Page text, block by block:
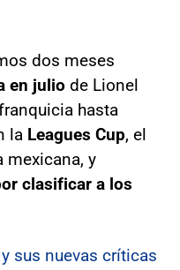
dos meses
en julio de Lionel
hasta
la Leagues Cup, el
mexicana, y
clasificar a los
sus nuevas críticas